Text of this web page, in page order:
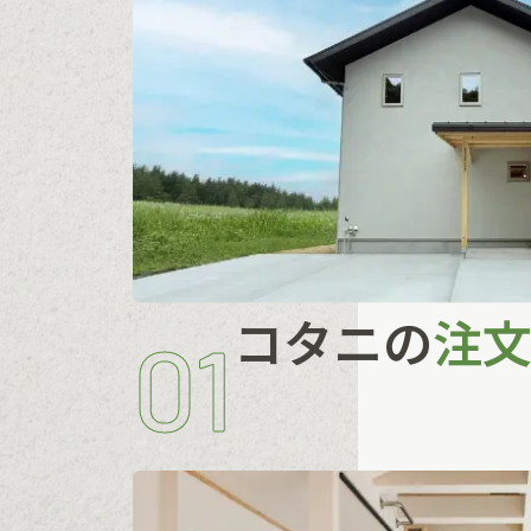
01 コタニの注